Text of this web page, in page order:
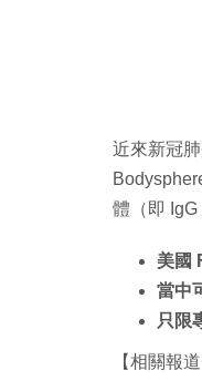
近來新冠
體（即 IgG
美國
當中
只限
【相關報道